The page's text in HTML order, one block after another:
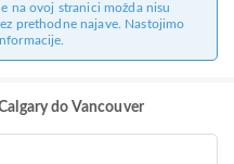
na ovoj stranici možda nisu
prethodne najave. Nastojimo
do Vancouver